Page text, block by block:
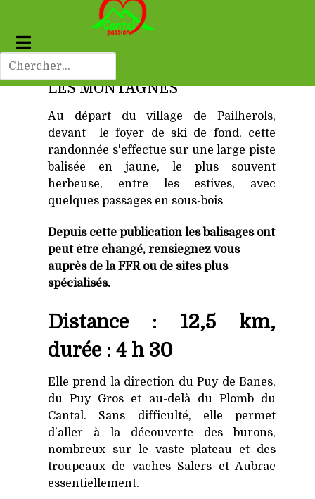
LES MONTAGNES
Au départ du village de Pailherols,
devant le foyer de ski de fond, cette
randonnée s'effectue sur une large piste
balisée en jaune, le plus souvent
herbeuse, entre les estives, avec
quelques passages en sous-bois
Depuis cette publication les balisages ont
peut être changé, rensiegnez vous
auprès de la FFR ou de sites plus
spécialisés.
Distance : 12,5 km,
durée : 4 h 30
Elle prend la direction du Puy de Banes,
du Puy Gros et au-delà du Plomb du
Cantal. Sans difficulté, elle permet
d'aller à la découverte des burons,
nombreux sur le vaste plateau et des
troupeaux de vaches Salers et Aubrac
essentiellement.